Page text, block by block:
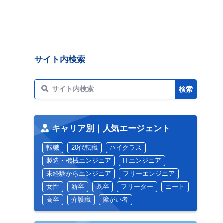
サイト内検索
キャリア別｜人気エージェント
転職 20代転職
ハイクラス
製造・機械エンジニア
ITエンジニア
未経験からエンジニア
フリーエンジニア
女性
新卒 既卒 フリーター
ニート
高卒
介護職 障がい者